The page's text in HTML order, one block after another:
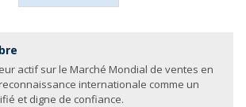
actif sur le Marché Mondial de ventes en
internationale comme un
et digne de confiance.